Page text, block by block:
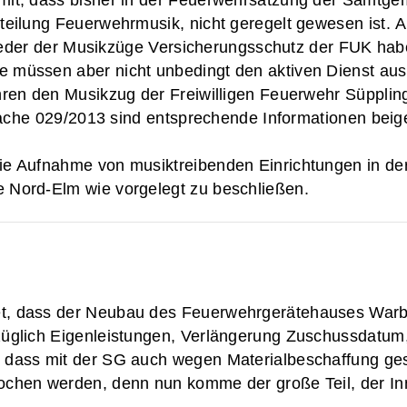
Feuerwehrmusik, nicht geregelt gewesen ist.
der Musikzüge Versicherungsschutz der FUK
müssen aber nicht unbedingt den aktiven Dienst
den Musikzug der Freiwilligen Feuerwehr
029/2013 sind entsprechende Informationen
Aufnahme von musiktreibenden Einrichtungen in
Elm wie vorgelegt zu beschließen.
dass der Neubau des Feuerwehrgerätehauses
Eigenleistungen, Verlängerung
mit der SG auch wegen Materialbeschaffung
werden, denn nun komme der große Teil, der